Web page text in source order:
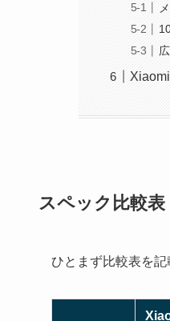
スペック比較表
ひとまず比較表を